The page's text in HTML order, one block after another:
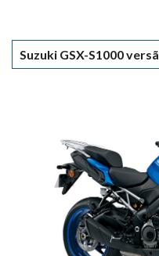
Suzuki GSX-S1000